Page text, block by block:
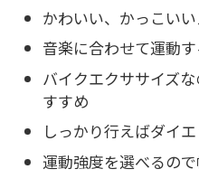
かわいい、かっこい
音楽に合わせて運動
バイクエクササイズ
すすめ
しっかり行えばダイ
運動強度を選べるの